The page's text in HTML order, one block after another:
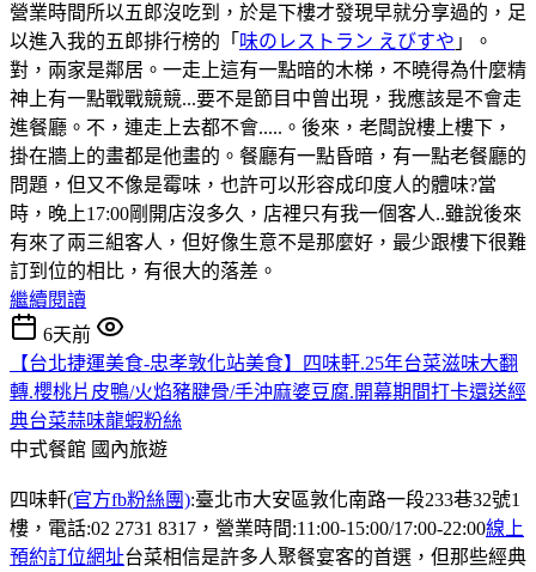
營業時間所以五郎沒吃到，於是下樓才發現早就分享過的，足
以進入我的五郎排行榜的「 味のレストラン えびすや 」。
對，兩家是鄰居。一走上這有一點暗的木梯，不曉得為什麼精
神上有一點戰戰競競...要不是節目中曾出現，我應該是不會走
進餐廳。不，連走上去都不會.....。後來，老闆說樓上樓下，
掛在牆上的畫都是他畫的。餐廳有一點昏暗，有一點老餐廳的
問題，但又不像是霉味，也許可以形容成印度人的體味?當
時，晚上17:00剛開店沒多久，店裡只有我一個客人..雖說後來
有來了兩三組客人，但好像生意不是那麼好，最少跟樓下很難
訂到位的相比，有很大的落差。
繼續閱讀
6天前
【台北捷運美食-忠孝敦化站美食】四味軒.25年台菜滋味大翻
轉.櫻桃片皮鴨/火焰豬腱骨/手沖麻婆豆腐.開幕期間打卡還送經
典台菜蒜味龍蝦粉絲
中式餐館 國內旅遊
四味軒(官方fb粉絲團):臺北市大安區敦化南路一段233巷32號1
樓，電話:02 2731 8317，營業時間:11:00-15:00/17:00-22:00線上
預約訂位網址台菜相信是許多人聚餐宴客的首選，但那些經典